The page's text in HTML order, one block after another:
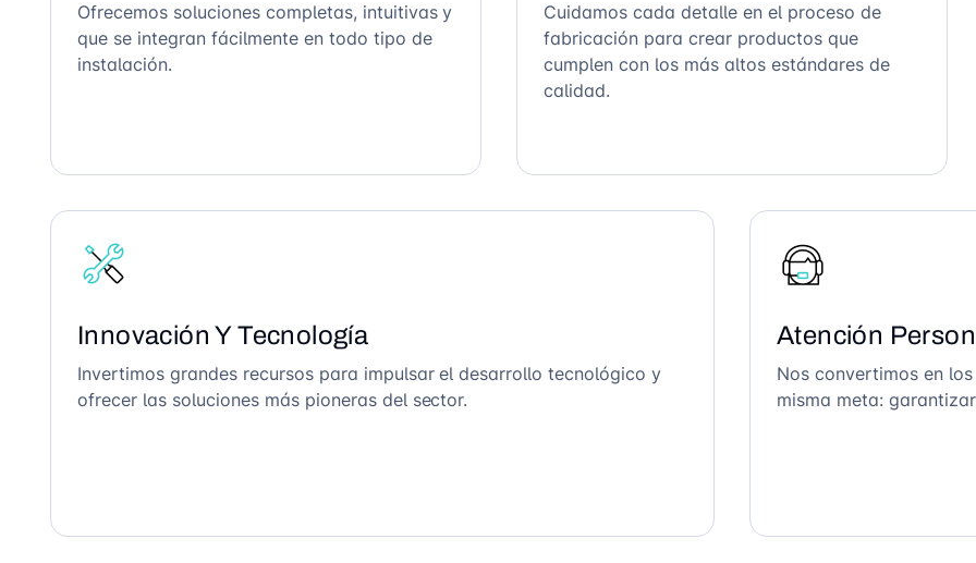
Ofrecemos soluciones completas, intuitivas y
que se integran fácilmente en todo tipo de
instalación.
Cuidamos cada detalle en el proceso de
fabricación para crear productos que
cumplen con los más altos estándares de
calidad.
Innovación Y Tecnología
Invertimos grandes recursos para impulsar el desarrollo tecnológico y
ofrecer las soluciones más pioneras del sector.
Atención
Nos convertimos en
misma meta: